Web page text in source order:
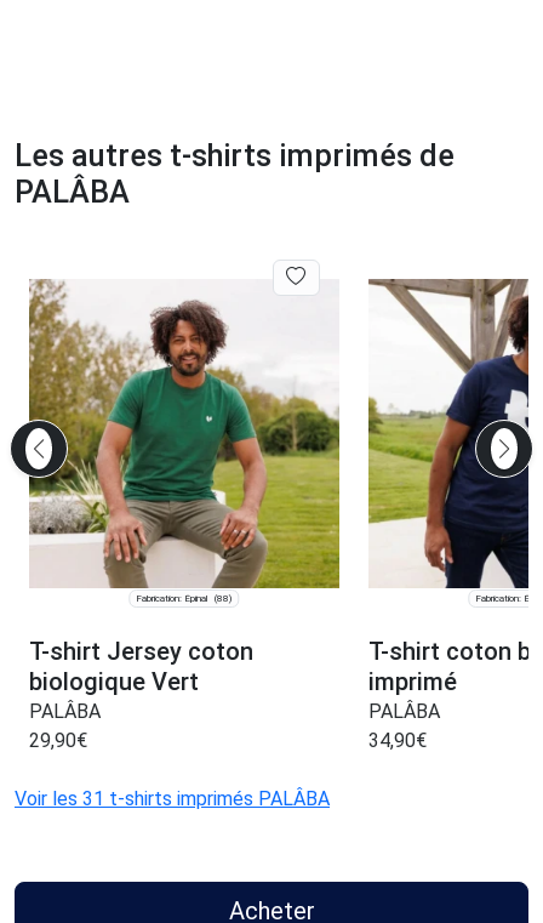
Les autres t-shirts imprimés de
PALÂBA
Fabrication: Épinal (88)
T-shirt Jersey coton
biologique Vert
PALÂBA
29,90€
Fabrication:
T-shirt coton
imprimé
PALÂBA
34,90€
Voir les 31 t-shirts imprimés PALÂBA
Acheter